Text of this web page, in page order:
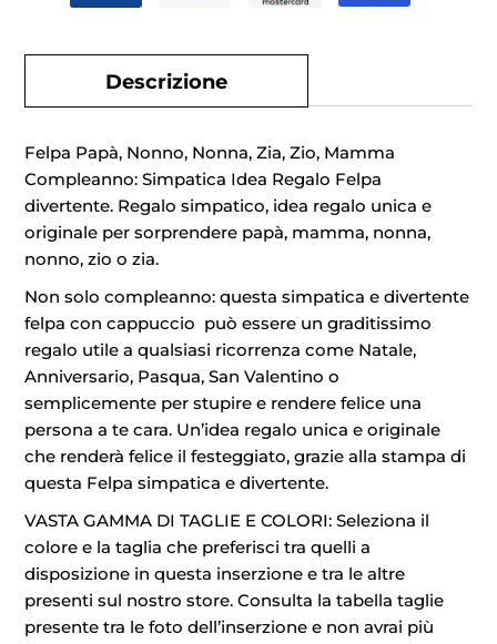
Descrizione
Felpa Papà, Nonno, Nonna, Zia, Zio, Mamma
Compleanno: Simpatica Idea Regalo Felpa
divertente. Regalo simpatico, idea regalo unica e
originale per sorprendere papà, mamma, nonna,
nonno, zio o zia.
Non solo compleanno: questa simpatica e divertente
felpa con cappuccio può essere un graditissimo
regalo utile a qualsiasi ricorrenza come Natale,
Anniversario, Pasqua, San Valentino o
semplicemente per stupire e rendere felice una
persona a te cara. Un’idea regalo unica e originale
che renderà felice il festeggiato, grazie alla stampa di
questa Felpa simpatica e divertente.
VASTA GAMMA DI TAGLIE E COLORI: Seleziona il
colore e la taglia che preferisci tra quelli a
disposizione in questa inserzione e tra le altre
presenti sul nostro store. Consulta la tabella taglie
presente tra le foto dell’inserzione e non avrai più